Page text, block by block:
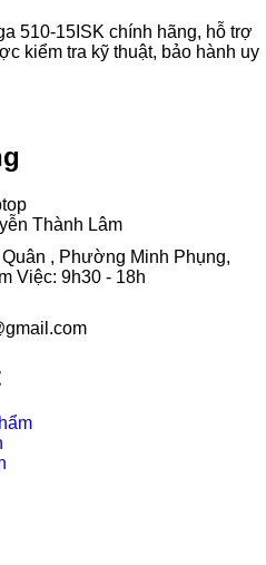
510-15ISK chính hãng, hỗ trợ
kiểm tra kỹ thuật, bảo hành uy
Thành Lâm
, Phường Minh Phụng,
Việc: 9h30 - 18h